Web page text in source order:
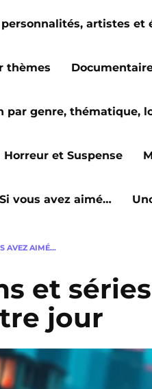
personnalités, artistes et
thèmes
par genre, thématique,
Horreur et Suspense
Si vous avez aimé…
AVEZ AIMÉ…
et
jour